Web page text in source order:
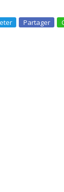
Partager